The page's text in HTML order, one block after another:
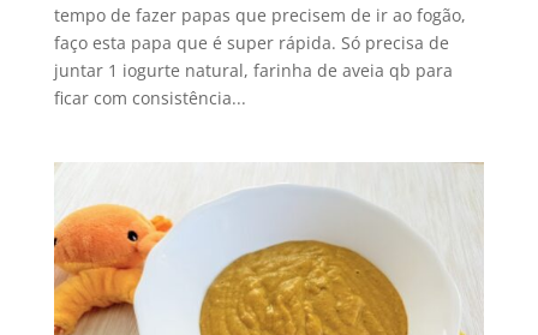
tempo de fazer papas que precisem de ir ao fogão,
faço esta papa que é super rápida. Só precisa de
juntar 1 iogurte natural, farinha de aveia qb para
ficar com consistência...